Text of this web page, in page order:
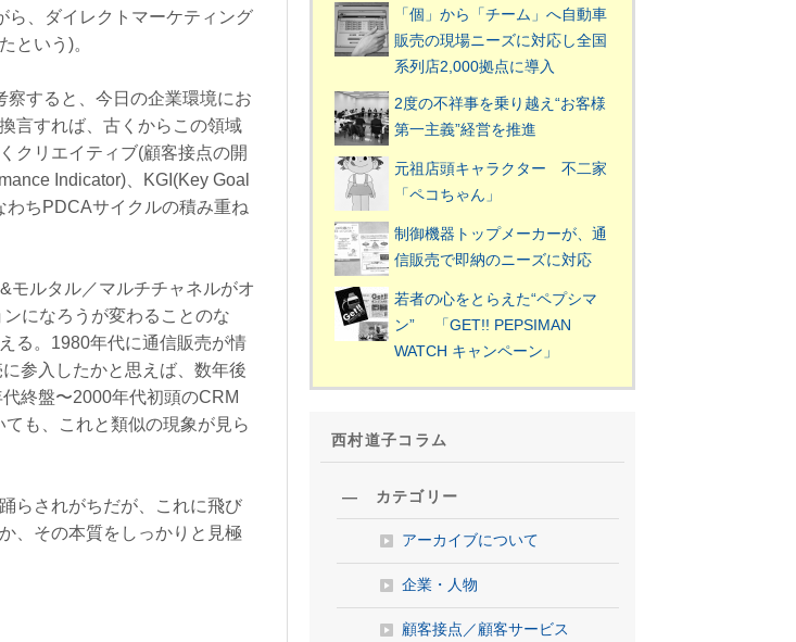
ら、ダイレクトマーケティング
という)。
察すると、今日の企業環境にお
言すれば、古くからこの領域
クリエイティブ(顧客接点の開
Indicator)、KGI(Key Goal
わちPDCAサイクルの積み重ね
モルタル／マルチチャネルがオ
になろうが変わることのな
る。1980年代に通信販売が情
参入したかと思えば、数年後
終盤〜2000年代初頭のCRM
も、これと類似の現象が見ら
らされがちだが、これに飛び
、その本質をしっかりと見極
「個」から「チーム」へ自動車
販売の現場ニーズに対応し全国
系列店2,000拠点に導入
2度の不祥事を乗り越え“お客様
第一主義”経営を推進
元祖店頭キャラクター 不二家
「ペコちゃん」
制御機器トップメーカーが、通
信販売で即納のニーズに対応
若者の心をとらえた“ペプシマ
ン” 「GET!! PEPSIMAN
WATCH キャンペーン」
西村道子コラム
― カテゴリー
アーカイブについて
企業・人物
顧客接点／顧客サービス